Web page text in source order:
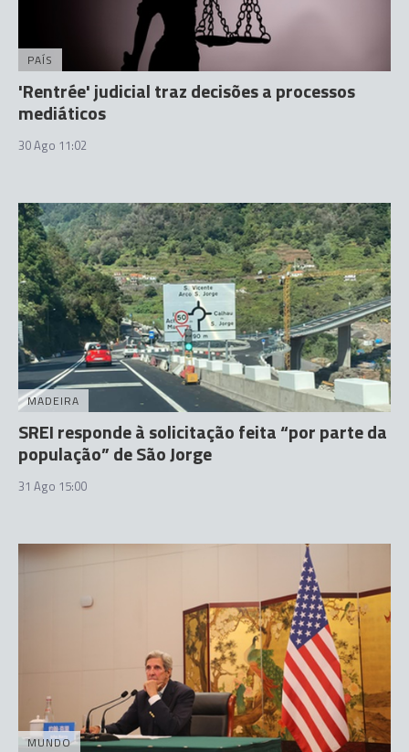
PAÍS
'Rentrée' judicial traz decisões a processos
mediáticos
30 Ago 11:02
MADEIRA
SREI responde à solicitação feita “por parte da
população” de São Jorge
31 Ago 15:00
MUNDO